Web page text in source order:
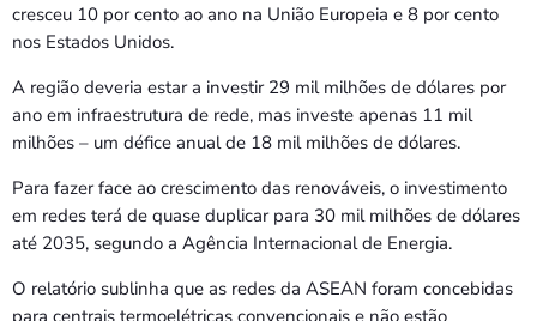
cresceu 10 por cento ao ano na União Europeia e 8 por cento
nos Estados Unidos.
A região deveria estar a investir 29 mil milhões de dólares por
ano em infraestrutura de rede, mas investe apenas 11 mil
milhões – um défice anual de 18 mil milhões de dólares.
Para fazer face ao crescimento das renováveis, o investimento
em redes terá de quase duplicar para 30 mil milhões de dólares
até 2035, segundo a Agência Internacional de Energia.
O relatório sublinha que as redes da ASEAN foram concebidas
para centrais termoelétricas convencionais e não estão